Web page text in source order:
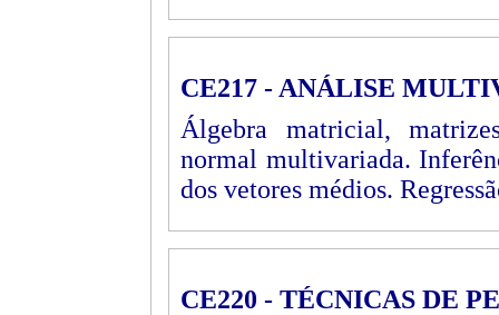
CE217 - ANÁLISE
Álgebra matricial,
normal multivariada.
dos vetores médios.
CE220 - TÉCNICAS DE